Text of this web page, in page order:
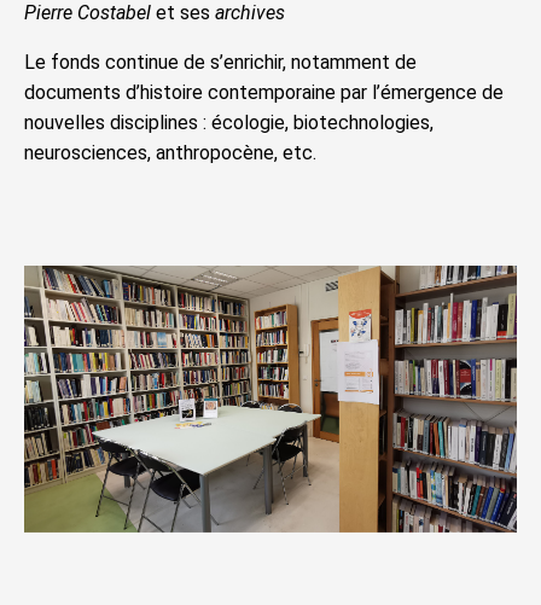
Pierre Costabel et ses archives
Le fonds continue de s’enrichir, notamment de
documents d’histoire contemporaine par l’émergence de
nouvelles disciplines : écologie, biotechnologies,
neurosciences, anthropocène, etc.